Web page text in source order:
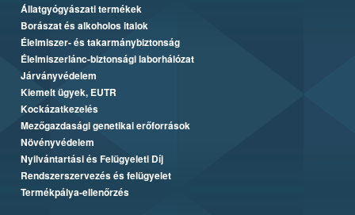
Állatgyógyászati termékek
Borászat és alkoholos italok
Élelmiszer- és takarmánybiztonság
Élelmiszerlánc-biztonsági laborhálózat
Járványvédelem
Kiemelt ügyek, EUTR
Kockázatkezelés
Mezőgazdasági genetikai erőforrások
Növényvédelem
Nyilvántartási és Felügyeleti Díj
Rendszerszervezés és felügyelet
Termékpálya-ellenőrzés